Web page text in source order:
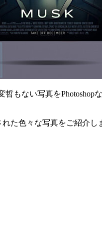
哲もない写真を
た色々な写真をご紹介